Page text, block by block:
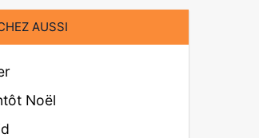
AUSSI
Noël